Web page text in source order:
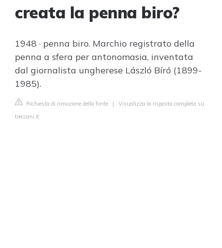
creata la penna biro?
1948 · penna biro. Marchio registrato della
penna a sfera per antonomasia, inventata
dal giornalista ungherese László Bíró (1899-
1985).
Richiesta di rimozione della fonte | Visualizza la risposta completa su
treccani.it